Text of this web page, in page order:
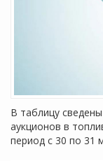
В таблицу
аукционов в
период с 30 по 31